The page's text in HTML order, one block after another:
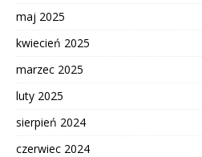
maj 2025
kwiecień 2025
marzec 2025
luty 2025
sierpień 2024
czerwiec 2024